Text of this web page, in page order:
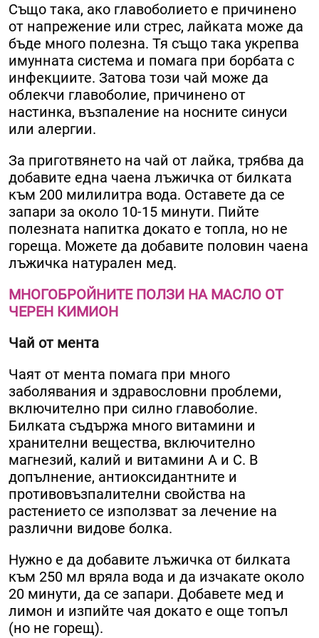
Също така, ако главоболието е причинено
от напрежение или стрес, лайката може да
бъде много полезна. Тя също така укрепва
имунната система и помага при борбата с
инфекциите. Затова този чай може да
облекчи главоболие, причинено от
настинка, възпаление на носните синуси
или алергии.
За приготвянето на чай от лайка, трябва да
добавите една чаена лъжичка от билката
към 200 милилитра вода. Оставете да се
запари за около 10-15 минути. Пийте
полезната напитка докато е топла, но не
гореща. Можете да добавите половин чаена
лъжичка натурален мед.
МНОГОБРОЙНИТЕ ПОЛЗИ НА МАСЛО ОТ
ЧЕРЕН КИМИОН
Чай от мента
Чаят от мента помага при много
заболявания и здравословни проблеми,
включително при силно главоболие.
Билката съдържа много витамини и
хранителни вещества, включително
магнезий, калий и витамини А и С. В
допълнение, антиоксидантните и
противовъзпалителни свойства на
растението се използват за лечение на
различни видове болка.
Нужно е да добавите лъжичка от билката
към 250 мл вряла вода и да изчакате около
20 минути, да се запари. Добавете мед и
лимон и изпийте чая докато е още топъл
(но не горещ).